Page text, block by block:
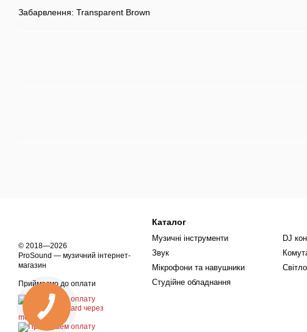
Забарвлення: Transparent Brown
© 2018—2026
ProSound — музичний інтернет-
магазин
Приймаємо до оплати
Каталог
Музичні інструменти
Звук
Мікрофони та навушники
Студійне обладнання
DJ